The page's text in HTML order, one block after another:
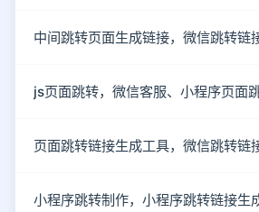
中间跳转页面生成链接，微信跳转链
js页面跳转，微信客服、小程序页面
页面跳转链接生成工具，微信跳转链
小程序跳转制作，小程序跳转链接生